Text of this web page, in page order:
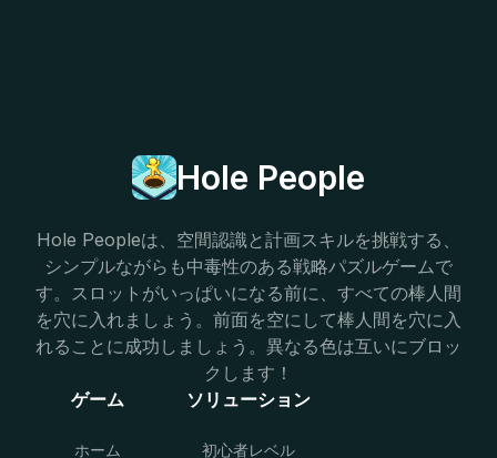
Hole People
Hole Peopleは、空間認識と計画スキルを挑戦する、
シンプルながらも中毒性のある戦略パズルゲームで
す。スロットがいっぱいになる前に、すべての棒人間
を穴に入れましょう。前面を空にして棒人間を穴に入
れることに成功しましょう。異なる色は互いにブロッ
クします！
ゲーム
ホーム
ソリューション
初心者レベル